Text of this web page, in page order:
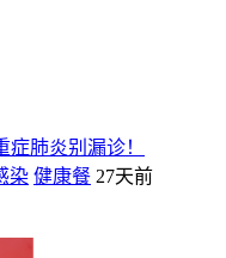
症肺炎别漏诊！
染 健康餐 27天前